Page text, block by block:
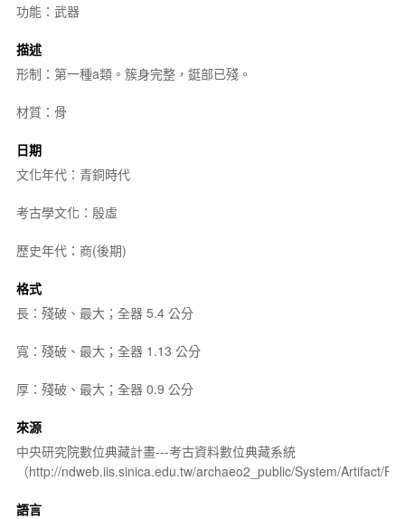
功能：武器
描述
形制：第一種a類。簇身完整，鋌部已殘。
材質：骨
日期
文化年代：青銅時代
考古學文化：殷虛
歷史年代：商(後期)
格式
長：殘破、最大；全器 5.4 公分
寬：殘破、最大；全器 1.13 公分
厚：殘破、最大；全器 0.9 公分
來源
中央研究院數位典藏計畫---考古資料數位典藏系統
（http://ndweb.iis.sinica.edu.tw/archaeo2_public/System/Artifact/
語言